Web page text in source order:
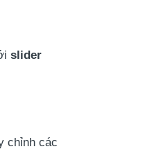
slider
chỉnh các